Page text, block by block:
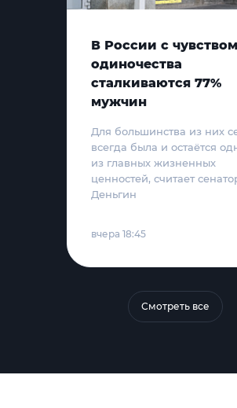
В России с чувством
одиночества
сталкиваются 77%
мужчин
Для большинства из них
всегда была и остаётся
из главных жизненных
ценностей, считает
Деньгин
вчера 18:45
Смотреть все